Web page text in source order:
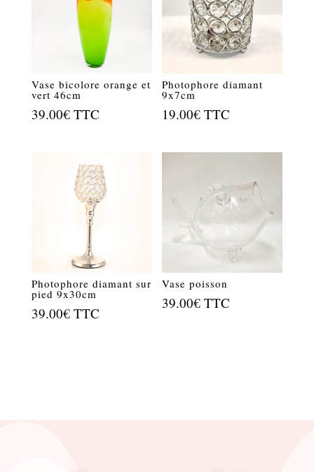
Vase bicolore orange et
vert 46cm
39.00€ TTC
Photophore diamant
9x7cm
19.00€ TTC
Photophore diamant sur
pied 9x30cm
39.00€ TTC
Vase poisson
39.00€ TTC